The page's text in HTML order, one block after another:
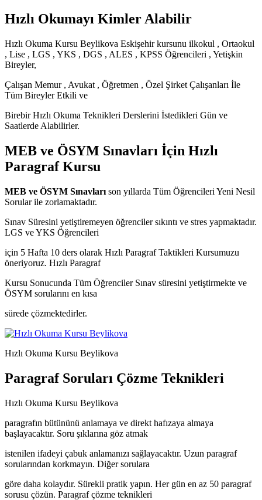
Hızlı Okumayı Kimler Alabilir
Hızlı Okuma Kursu Beylikova Eskişehir kursunu ilkokul , Ortaokul
, Lise , LGS , YKS , DGS , ALES , KPSS Öğrencileri , Yetişkin
Bireyler,
Çalışan Memur , Avukat , Öğretmen , Özel Şirket Çalışanları İle
Tüm Bireyler Etkili ve
Birebir Hızlı Okuma Teknikleri Derslerini İstedikleri Gün ve
Saatlerde Alabilirler.
MEB ve ÖSYM Sınavları İçin Hızlı
Paragraf Kursu
MEB ve ÖSYM Sınavları son yıllarda Tüm Öğrencileri Yeni Nesil
Sorular ile zorlamaktadır.
Sınav Süresini yetiştiremeyen öğrenciler sıkıntı ve stres yapmaktadır.
LGS ve YKS Öğrencileri
için 5 Hafta 10 ders olarak Hızlı Paragraf Taktikleri Kursumuzu
öneriyoruz. Hızlı Paragraf
Kursu Sonucunda Tüm Öğrenciler Sınav süresini yetiştirmekte ve
ÖSYM sorularını en kısa
sürede çözmektedirler.
Hızlı Okuma Kursu Beylikova
Paragraf Soruları Çözme Teknikleri
Hızlı Okuma Kursu Beylikova
paragrafın bütününü anlamaya ve direkt hafızaya almaya
başlayacaktır. Soru şıklarına göz atmak
istenilen ifadeyi çabuk anlamanızı sağlayacaktır. Uzun paragraf
sorularından korkmayın. Diğer sorulara
göre daha kolaydır. Sürekli pratik yapın. Her gün en az 50 paragraf
sorusu çözün. Paragraf çözme teknikleri